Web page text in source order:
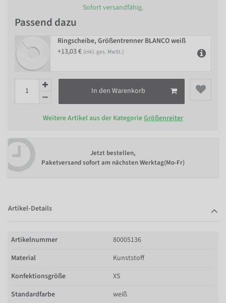
Sofort versandfähig.
Passend dazu
Ringscheibe, Größentrenner BLANCO weiß
+13,03 € (inkl. ges. MwSt.)
In den Warenkorb
Weitere Artikel aus der KategorieGrößenreiter
Jetzt bestellen,
Paketversand sofort am nächsten Werktag(Mo-Fr)
Artikel-Details
Artikelnummer
80005136
Material
Kunststoff
Konfektionsgröße
XS
Standardfarbe
weiß